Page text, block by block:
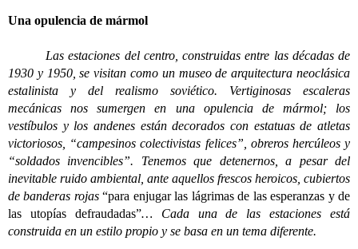
Una opulencia de mármol
Las estaciones del centro, construidas entre las décadas de
1930 y 1950, se visitan como un museo de arquitectura neoclásica
estalinista y del realismo soviético. Vertiginosas escaleras
mecánicas nos sumergen en una opulencia de mármol; los
vestíbulos y los andenes están decorados con estatuas de atletas
victoriosos, “campesinos colectivistas felices”, obreros hercúleos y
“soldados invencibles”. Tenemos que detenernos, a pesar del
inevitable ruido ambiental, ante aquellos frescos heroicos, cubiertos
de banderas rojas“para enjugar las lágrimas de las esperanzas y de
las utopías defraudadas”… Cada una de las estaciones está
construida en un estilo propio y se basa en un tema diferente.